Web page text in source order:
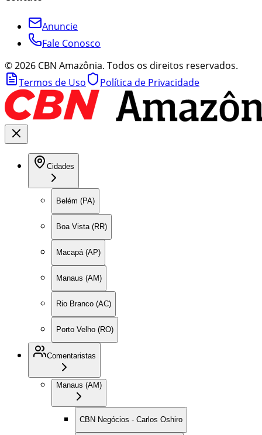
Anuncie
Fale Conosco
©2026 CBN Amazônia. Todos os direitos reservados.
Termos de Uso
Política de Privacidade
Cidades
Belém (PA)
Boa Vista (RR)
Macapá (AP)
Manaus (AM)
Rio Branco (AC)
Porto Velho (RO)
Comentaristas
Manaus (AM)
CBN Negócios - Carlos Oshiro